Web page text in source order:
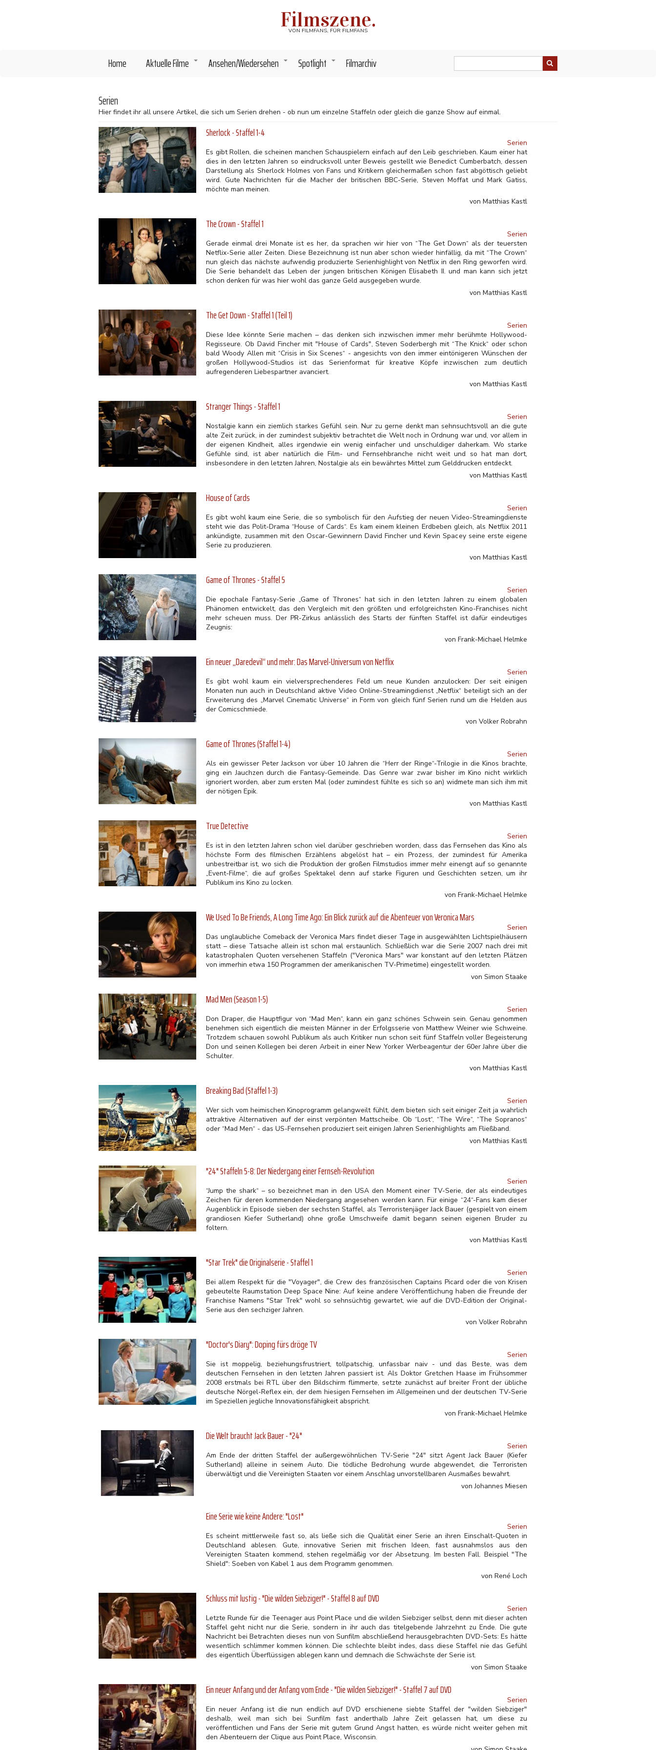
Filmszene.
VON FILMFANS, FÜR FILMFANS
Home +
Aktuelle Filme +
Ansehen/Wiedersehen +
Spotlight Filmarchiv
Serien
Hier findet ihr all unsere Artikel, die sich um Serien drehen - ob nun um einzelne Staffeln oder gleich die ganze Show auf einmal.
Sherlock - Staffel 1-4
Serien
Es gibt Rollen, die scheinen manchen Schauspielern einfach auf den Leib geschrieben. Kaum einer hat
dies in den letzten Jahren so eindrucksvoll unter Beweis gestellt wie Benedict Cumberbatch, dessen
Darstellung als Sherlock Holmes von Fans und Kritikern gleichermaßen schon fast abgöttisch geliebt
wird. Gute Nachrichten für die Macher der britischen BBC-Serie, Steven Moffat und Mark Gatiss,
möchte man meinen.
von Matthias Kastl
The Crown - Staffel 1
Serien
Gerade einmal drei Monate ist es her, da sprachen wir hier von “The Get Down“ als der teuersten
Netflix-Serie aller Zeiten. Diese Bezeichnung ist nun aber schon wieder hinfällig, da mit “The Crown“
nun gleich das nächste aufwendig produzierte Serienhighlight von Netflix in den Ring geworfen wird.
Die Serie behandelt das Leben der jungen britischen Königen Elisabeth II. und man kann sich jetzt
schon denken für was hier wohl das ganze Geld ausgegeben wurde.
von Matthias Kastl
The Get Down - Staffel 1 (Teil 1)
Serien
Diese Idee könnte Serie machen – das denken sich inzwischen immer mehr berühmte Hollywood-
Regisseure. Ob David Fincher mit "House of Cards", Steven Soderbergh mit “The Knick“ oder schon
bald Woody Allen mit “Crisis in Six Scenes“ - angesichts von den immer eintönigeren Wünschen der
großen Hollywood-Studios ist das Serienformat für kreative Köpfe inzwischen zum deutlich
aufregenderen Liebespartner avanciert.
von Matthias Kastl
Stranger Things - Staffel 1
Serien
Nostalgie kann ein ziemlich starkes Gefühl sein. Nur zu gerne denkt man sehnsuchtsvoll an die gute
alte Zeit zurück, in der zumindest subjektiv betrachtet die Welt noch in Ordnung war und, vor allem in
der eigenen Kindheit, alles irgendwie ein wenig einfacher und unschuldiger daherkam. Wo starke
Gefühle sind, ist aber natürlich die Film- und Fernsehbranche nicht weit und so hat man dort,
insbesondere in den letzten Jahren, Nostalgie als ein bewährtes Mittel zum Gelddrucken entdeckt.
von Matthias Kastl
House of Cards
Serien
Es gibt wohl kaum eine Serie, die so symbolisch für den Aufstieg der neuen Video-Streamingdienste
steht wie das Polit-Drama “House of Cards“. Es kam einem kleinen Erdbeben gleich, als Netflix 2011
ankündigte, zusammen mit den Oscar-Gewinnern David Fincher und Kevin Spacey seine erste eigene
Serie zu produzieren.
von Matthias Kastl
Game of Thrones - Staffel 5
Serien
Die epochale Fantasy-Serie „Game of Thrones“ hat sich in den letzten Jahren zu einem globalen
Phänomen entwickelt, das den Vergleich mit den größten und erfolgreichsten Kino-Franchises nicht
mehr scheuen muss. Der PR-Zirkus anlässlich des Starts der fünften Staffel ist dafür eindeutiges
Zeugnis:
von Frank-Michael Helmke
Ein neuer „Daredevil“ und mehr: Das Marvel-Universum von Netflix
Serien
Es gibt wohl kaum ein vielversprechenderes Feld um neue Kunden anzulocken: Der seit einigen
Monaten nun auch in Deutschland aktive Video Online-Streamingdienst „Netflix“ beteiligt sich an der
Erweiterung des „Marvel Cinematic Universe“ in Form von gleich fünf Serien rund um die Helden aus
der Comicschmiede.
von Volker Robrahn
Game of Thrones (Staffel 1-4)
Serien
Als ein gewisser Peter Jackson vor über 10 Jahren die “Herr der Ringe“-Trilogie in die Kinos brachte,
ging ein Jauchzen durch die Fantasy-Gemeinde. Das Genre war zwar bisher im Kino nicht wirklich
ignoriert worden, aber zum ersten Mal (oder zumindest fühlte es sich so an) widmete man sich ihm mit
der nötigen Epik.
von Matthias Kastl
True Detective
Serien
Es ist in den letzten Jahren schon viel darüber geschrieben worden, dass das Fernsehen das Kino als
höchste Form des filmischen Erzählens abgelöst hat – ein Prozess, der zumindest für Amerika
unbestreitbar ist, wo sich die Produktion der großen Filmstudios immer mehr einengt auf so genannte
„Event-Filme“, die auf großes Spektakel denn auf starke Figuren und Geschichten setzen, um ihr
Publikum ins Kino zu locken.
von Frank-Michael Helmke
We Used To Be Friends, A Long Time Ago: Ein Blick zurück auf die Abenteuer von Veronica Mars
Serien
Das unglaubliche Comeback der Veronica Mars findet dieser Tage in ausgewählten Lichtspielhäusern
statt – diese Tatsache allein ist schon mal erstaunlich. Schließlich war die Serie 2007 nach drei mit
katastrophalen Quoten versehenen Staffeln ("Veronica Mars" war konstant auf den letzten Plätzen
von immerhin etwa 150 Programmen der amerikanischen TV-Primetime) eingestellt worden.
von Simon Staake
Mad Men (Season 1-5)
Serien
Don Draper, die Hauptfigur von “Mad Men“, kann ein ganz schönes Schwein sein. Genau genommen
benehmen sich eigentlich die meisten Männer in der Erfolgsserie von Matthew Weiner wie Schweine.
Trotzdem schauen sowohl Publikum als auch Kritiker nun schon seit fünf Staffeln voller Begeisterung
Don und seinen Kollegen bei deren Arbeit in einer New Yorker Werbeagentur der 60er Jahre über die
Schulter.
von Matthias Kastl
Breaking Bad (Staffel 1-3)
Serien
Wer sich vom heimischen Kinoprogramm gelangweilt fühlt, dem bieten sich seit einiger Zeit ja wahrlich
attraktive Alternativen auf der einst verpönten Mattscheibe. Ob “Lost“, “The Wire“, “The Sopranos“
oder “Mad Men“ - das US-Fernsehen produziert seit einigen Jahren Serienhighlights am Fließband.
von Matthias Kastl
"24" Staffeln 5-8: Der Niedergang einer Fernseh-Revolution
Serien
​“Jump the shark“ – so bezeichnet man in den USA den Moment einer TV-Serie, der als eindeutiges
Zeichen für deren kommenden Niedergang angesehen werden kann. Für einige “24“-Fans kam dieser
Augenblick in Episode sieben der sechsten Staffel, als Terroristenjäger Jack Bauer (gespielt von einem
grandiosen Kiefer Sutherland) ohne große Umschweife damit begann seinen eigenen Bruder zu
foltern.
von Matthias Kastl
"Star Trek" die Originalserie - Staffel 1
Serien
Bei allem Respekt für die "Voyager", die Crew des französischen Captains Picard oder die von Krisen
gebeutelte Raumstation Deep Space Nine: Auf keine andere Veröffentlichung haben die Freunde der
Franchise Namens "Star Trek" wohl so sehnsüchtig gewartet, wie auf die DVD-Edition der Original-
Serie aus den sechziger Jahren.
von Volker Robrahn
"Doctor's Diary": Doping fürs dröge TV
Serien
Sie ist moppelig, beziehungsfrustriert, tollpatschig, unfassbar naiv - und das Beste, was dem
deutschen Fernsehen in den letzten Jahren passiert ist. Als Doktor Gretchen Haase im Frühsommer
2008 erstmals bei RTL über den Bildschirm flimmerte, setzte zunächst auf breiter Front der übliche
deutsche Nörgel-Reflex ein, der dem hiesigen Fernsehen im Allgemeinen und der deutschen TV-Serie
im Speziellen jegliche Innovationsfähigkeit abspricht.
von Frank-Michael Helmke
Die Welt braucht Jack Bauer - "24"
Serien
Am Ende der dritten Staffel der außergewöhnlichen TV-Serie "24" sitzt Agent Jack Bauer (Kiefer
Sutherland) alleine in seinem Auto. Die tödliche Bedrohung wurde abgewendet, die Terroristen
überwältigt und die Vereinigten Staaten vor einem Anschlag unvorstellbaren Ausmaßes bewahrt.
von Johannes Miesen
Eine Serie wie keine Andere: "Lost"
Serien
Es scheint mittlerweile fast so, als ließe sich die Qualität einer Serie an ihren Einschalt-Quoten in
Deutschland ablesen. Gute, innovative Serien mit frischen Ideen, fast ausnahmslos aus den
Vereinigten Staaten kommend, stehen regelmäßig vor der Absetzung. Im besten Fall. Beispiel "The
Shield": Soeben von Kabel 1 aus dem Programm genommen.
von René Loch
Schluss mit lustig - "Die wilden Siebziger!" - Staffel 8 auf DVD
Serien
Letzte Runde für die Teenager aus Point Place und die wilden Siebziger selbst, denn mit dieser achten
Staffel geht nicht nur die Serie, sondern in ihr auch das titelgebende Jahrzehnt zu Ende. Die gute
Nachricht bei Betrachten dieses nun von Sunfilm abschließend herausgebrachten DVD-Sets: Es hätte
wesentlich schlimmer kommen können. Die schlechte bleibt indes, dass diese Staffel nie das Gefühl
des eigentlich Überflüssigen ablegen kann und demnach die Schwächste der Serie ist.
von Simon Staake
Ein neuer Anfang und der Anfang vom Ende - "Die wilden Siebziger!" - Staffel 7 auf DVD
Serien
Ein neuer Anfang ist die nun endlich auf DVD erschienene siebte Staffel der "wilden Siebziger"
deshalb, weil man sich bei Sunfilm fast anderthalb Jahre Zeit gelassen hat, um diese zu
veröffentlichen und Fans der Serie mit gutem Grund Angst hatten, es würde nicht weiter gehen mit
den Abenteuern der Clique aus Point Place, Wisconsin.